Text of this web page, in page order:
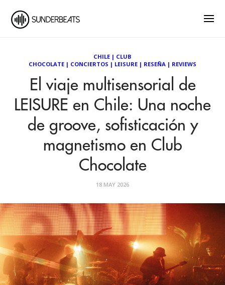
CHILE | CLUB
CHOCOLATE | CONCIERTOS | LEISURE | RESEÑA | REVIEWS
El viaje multisensorial de
LEISURE en Chile: Una noche
de groove, sofisticación y
magnetismo en Club
Chocolate
18 MAY 2026